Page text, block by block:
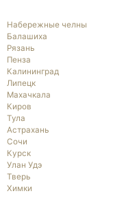
Набережные челны
Балашиха
Рязань
Пенза
Калининград
Липецк
Махачкала
Киров
Тула
Астрахань
Сочи
Курск
Улан Удэ
Тверь
Химки